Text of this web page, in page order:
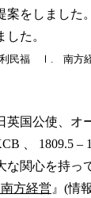
案をしました
た。
利民福 Ⅰ. 南方
国公使、オ
、 1809.5 –
な関心を持っ
方経営 』(情